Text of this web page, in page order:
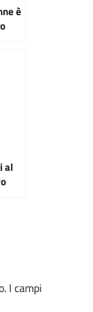
è
al
I campi